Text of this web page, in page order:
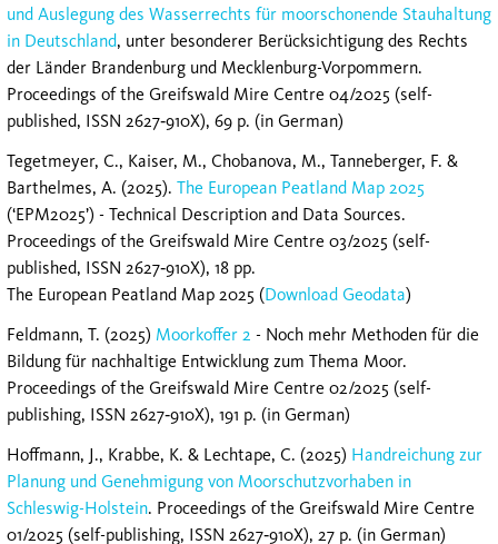
und Auslegung des Wasserrechts für moorschonende Stauhaltung
in Deutschland, unter besonderer Berücksichtigung des Rechts
der Länder Brandenburg und Mecklenburg-Vorpommern.
Proceedings of the Greifswald Mire Centre 04/2025 (self-
published, ISSN 2627‐910X), 69 p. (in German)
Tegetmeyer, C., Kaiser, M., Chobanova, M., Tanneberger, F. &
Barthelmes, A. (2025). The European Peatland Map 2025
(‘EPM2025’) - Technical Description and Data Sources.
Proceedings of the Greifswald Mire Centre 03/2025 (self-
published, ISSN 2627‐910X), 18 pp.
The European Peatland Map 2025 (Download Geodata)
Feldmann, T. (2025) Moorkoffer 2 - Noch mehr Methoden für die
Bildung für nachhaltige Entwicklung zum Thema Moor.
Proceedings of the Greifswald Mire Centre 02/2025 (self-
publishing, ISSN 2627‐910X), 191 p. (in German)
Hoffmann, J., Krabbe, K. & Lechtape, C. (2025) Handreichung zur
Planung und Genehmigung von Moorschutzvorhaben in
Schleswig-Holstein. Proceedings of the Greifswald Mire Centre
01/2025 (self-publishing, ISSN 2627‐910X), 27 p. (in German)